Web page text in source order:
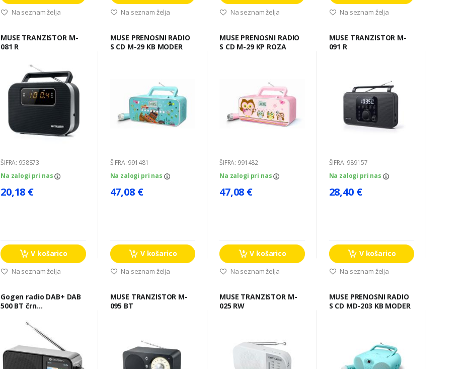
Na seznam želja Na seznam želja Na seznam želja Na seznam želja
MUSE TRANZISTOR M-
081 R
ŠIFRA: 958873
Na zalogi pri nas
20,18 €
V košarico
Na seznam želja
MUSE PRENOSNI RADIO
S CD M-29 KB MODER
ŠIFRA: 991481
Na zalogi pri nas
47,08 €
V košarico
Na seznam želja
MUSE PRENOSNI RADIO
S CD M-29 KP ROZA
ŠIFRA: 991482
Na zalogi pri nas
47,08 €
V košarico
Na seznam želja
MUSE TRANZISTOR M-
091 R
ŠIFRA: 989157
Na zalogi pri nas
28,40 €
V košarico
Na seznam želja
Gogen radio DAB+ DAB
500 BT črn
MUSE TRANZISTOR M-
095 BT
MUSE TRANZISTOR M-
025 RW
MUSE PRENOSNI RADIO
S CD MD-203 KB MODER